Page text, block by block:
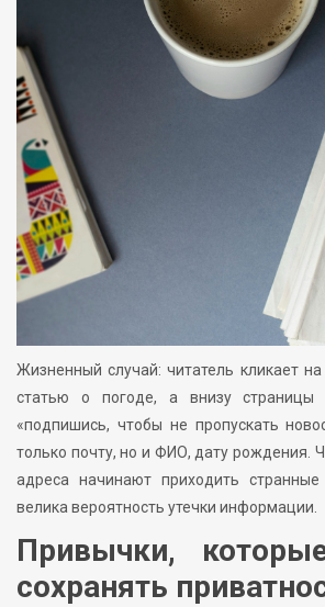
Жизненный случай: читатель кликает
статью о погоде, а внизу страницы
«подпишись, чтобы не пропускать
только почту, но и ФИО, дату рождения.
адреса начинают приходить
велика вероятность утечки информации.
Привычки,
сохранять